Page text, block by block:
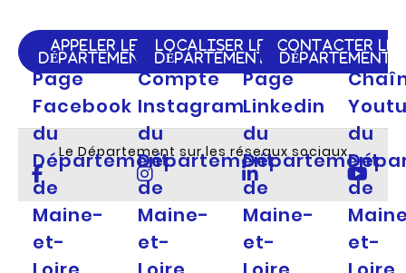
APPELER LE
DÉPARTEMENT
LOCALISER LE
DÉPARTEMENT
CONTACTER LE
DÉPARTEMENT
Le Département sur les réseaux sociaux
Page
Facebook
du
Département
de
Maine-
et-
Compte
Instagram
du
Département
de
Maine-
et-
Page
Linkedin
du
Département
de
Maine-
et-
du
de
et-